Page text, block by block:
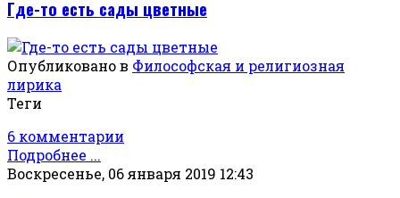
Где-то есть сады цветные
Опубликовано в Философская и религиозная
лирика
Теги
6 комментарии
Подробнее ...
Воскресенье, 06 января 2019 12:43